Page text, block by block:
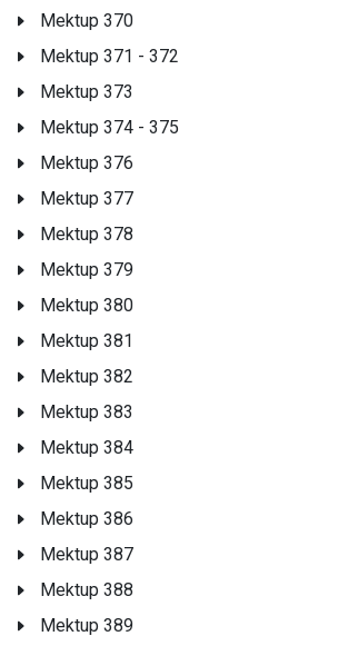
Mektup 370
Mektup 371 - 372
Mektup 373
Mektup 374 - 375
Mektup 376
Mektup 377
Mektup 378
Mektup 379
Mektup 380
Mektup 381
Mektup 382
Mektup 383
Mektup 384
Mektup 385
Mektup 386
Mektup 387
Mektup 388
Mektup 389